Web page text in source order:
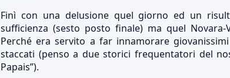
Finì con una delusione quel giorno ed un
sufficienza (sesto posto finale) ma quel
Perché era servito a far innamorare
staccati (penso a due storici frequentatori del
Papais”).